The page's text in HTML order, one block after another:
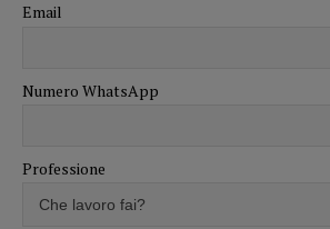
Email
Numero WhatsApp
Professione